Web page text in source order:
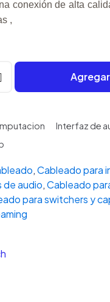
conexión de alta
,
Interfaz de
,Cableado para
de audio,Cableado
para switchers y